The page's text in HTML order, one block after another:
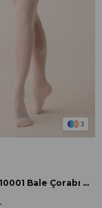
3
Pridance 10001 Bale Çorabı Beyaz